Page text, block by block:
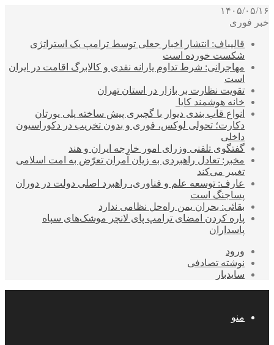
۱۴۰۵/۰۵/۱۶
خبر فوری
قالیباف: انتشار اخبار جعلی توسط ترامپ یک استراتژی
شکست خورده است
مهاجرانی: شرط تداوم یارانه نقدی و کالابرگ اقامت در ایران
است
تقویت نظارت بر بازار در استان تهران
خانه هوشمند کایا
انواع قاب بندی دیوار با گچبری پیش ساخته پلی یورتان
دکارت؛ تحولی لوکس، فوری و بدون تخریب در دکوراسیون
داخلی
گفتگوی تلفنی وزرای امور خارجه ایران و هند
مخبر: تعادل راهبردی به زیان آمران تعرّض به امت اسلامی
تغییر می‌کند
عارف: توسعه علم و فناوری، راهبرد اصلی دولت در دوران
پساجنگ است
بقائی: بحران یمن راه‌حل نظامی ندارد
پاره کردن امضای ترامپ پای لانچر موشک‌های سپاه
پاسداران
ورود
نوشته تصادفی
سایدبار
منو